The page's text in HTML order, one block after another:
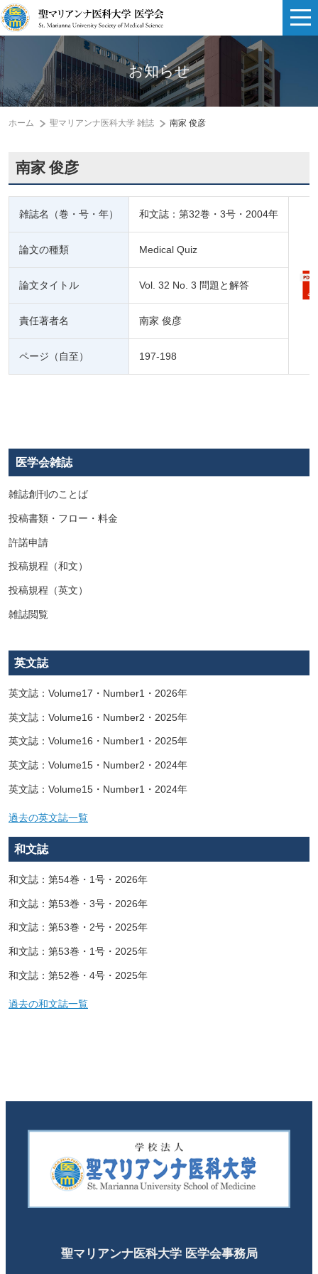
お知らせ
ホーム 聖マリアンナ医科大学 雑誌 南家 俊彦
南家 俊彦
雑誌名（巻・号・年） 和文誌：第32巻・3号・2004年
論文の種類 Medical Quiz
論文タイトル Vol. 32 No. 3 問題と解答
責任著者名 南家 俊彦
ページ（自至） 197-198
医学会雑誌
雑誌創刊のことば
投稿書類・フロー・料金
許諾申請
投稿規程（和文）
投稿規程（英文）
雑誌閲覧
英文誌
英文誌：Volume17・Number1・2026年
英文誌：Volume16・Number2・2025年
英文誌：Volume16・Number1・2025年
英文誌：Volume15・Number2・2024年
英文誌：Volume15・Number1・2024年
過去の英文誌一覧
和文誌
和文誌：第54巻・1号・2026年
和文誌：第53巻・3号・2026年
和文誌：第53巻・2号・2025年
和文誌：第53巻・1号・2025年
和文誌：第52巻・4号・2025年
過去の和文誌一覧
聖マリアンナ医科大学 医学会事務局